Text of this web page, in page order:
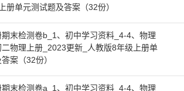
册单元测试题及答案（32份）
末检测卷b_1、初中学习资料_4-4、物理
二物理上册_2023更新_人教版8年级上册单
案（32份）
末检测卷a_1、初中学习资料_4-4、物理